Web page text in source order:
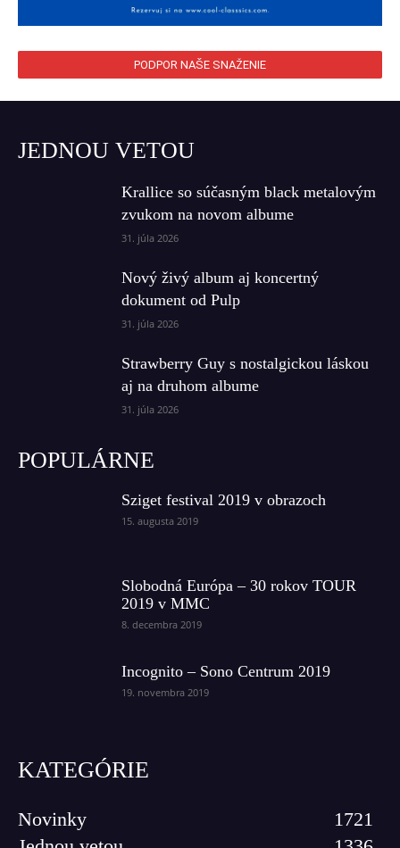
PODPOR NAŠE SNAŽENIE
JEDNOU VETOU
Krallice so súčasným black metalovým
zvukom na novom albume
31. júla 2026
Nový živý album aj koncertný
dokument od Pulp
31. júla 2026
Strawberry Guy s nostalgickou láskou
aj na druhom albume
31. júla 2026
POPULÁRNE
Sziget festival 2019 v obrazoch
15. augusta 2019
Slobodná Európa – 30 rokov TOUR
2019 v MMC
8. decembra 2019
Incognito – Sono Centrum 2019
19. novembra 2019
KATEGÓRIE
Novinky
1721